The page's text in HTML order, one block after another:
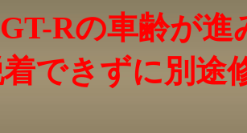
Rの車齢が
できずに別途